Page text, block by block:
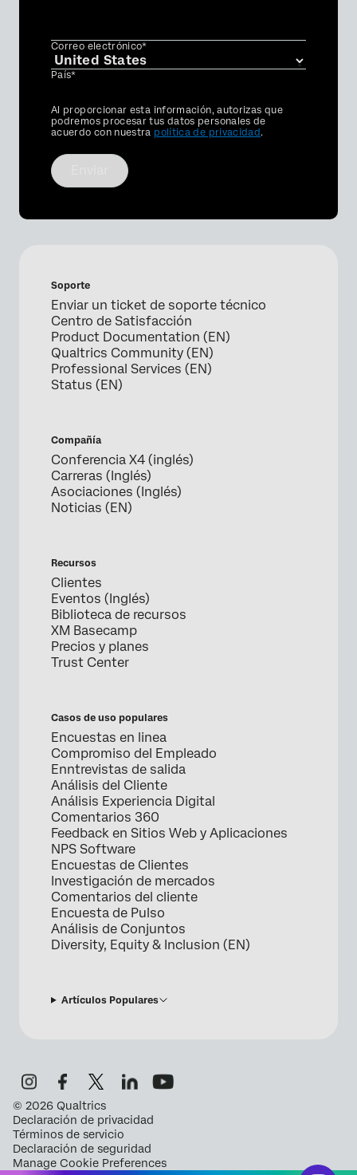
Correo electrónico*
País*
Privacy
Optin
Al proporcionar esta información, autorizas que
podremos procesar tus datos personales de
acuerdo con nuestra política de privacidad.
Soporte
Enviar un ticket de soporte técnico
Centro de Satisfacción
Product Documentation (EN)
Qualtrics Community (EN)
Professional Services (EN)
Status (EN)
Compañía
Conferencia X4 (inglés)
Carreras (Inglés)
Asociaciones (Inglés)
Noticias (EN)
Recursos
Clientes
Eventos (Inglés)
Biblioteca de recursos
XM Basecamp
Precios y planes
Trust Center
Casos de uso populares
Encuestas en linea
Compromiso del Empleado
Enntrevistas de salida
Análisis del Cliente
Análisis Experiencia Digital
Comentarios 360
Feedback en Sitios Web y Aplicaciones
NPS Software
Encuestas de Clientes
Investigación de mercados
Comentarios del cliente
Encuesta de Pulso
Análisis de Conjuntos
Diversity, Equity & Inclusion (EN)
Artículos Populares
© 2026 Qualtrics
Declaración de privacidad
Términos de servicio
Declaración de seguridad
Manage Cookie Preferences